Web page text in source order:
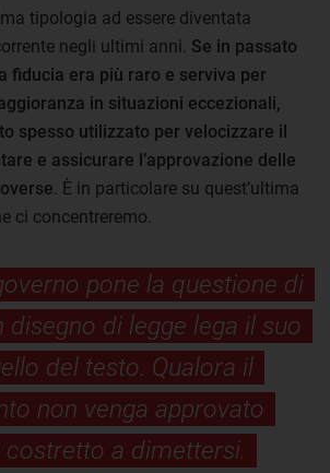
tipologia ad essere diventata
negli ultimi anni. Se in passato
fiducia era più raro e serviva per
in situazioni eccezionali,
spesso utilizzato per velocizzare il
e assicurare l’approvazione delle
. È in particolare su quest’ultima
ci concentreremo.
pone la questione di
disegno di legge lega il suo
del testo. Qualora il
non venga approvato
costretto a dimettersi.